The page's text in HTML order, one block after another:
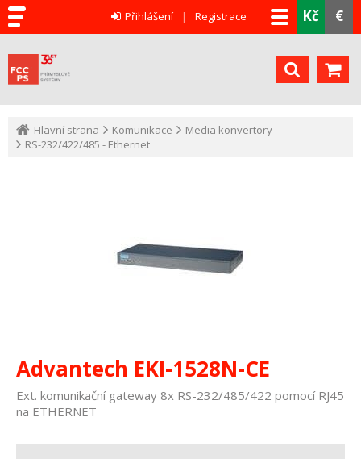
Kč €
Přihlášení Registrace
Hlavní strana Komunikace
Media konvertory
RS-232/422/485 - Ethernet
Advantech EKI-1528N-CE
Ext. komunikační gateway 8x RS-232/485/422 pomocí RJ45
na ETHERNET